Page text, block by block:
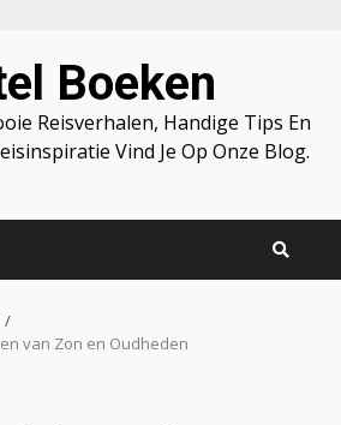
Boeken
Reisverhalen, Handige Tips En
Vind Je Op Onze Blog.
van Zon en Oudheden